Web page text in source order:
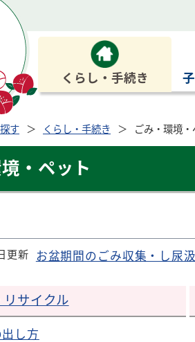
くらし・手続き
す くらし・手続き ごみ・環境・
・ペット
更新 お盆期間のごみ収集・し尿
リサイクル
し方